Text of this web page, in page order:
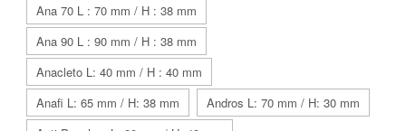
Ana 70 L : 70 mm / H : 38 mm
Ana 90 L : 90 mm / H : 38 mm
Anacleto L: 40 mm / H : 40 mm
Anafi L: 65 mm / H: 38 mm
Andros L: 70 mm / H: 30 mm